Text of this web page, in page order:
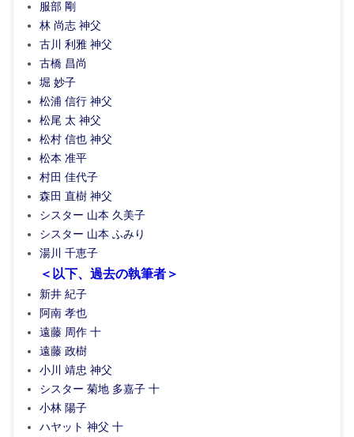
服部 剛
林 尚志 神父
古川 利雅 神父
古橋 昌尚
堀 妙子
松浦 信行 神父
松尾 太 神父
松村 信也 神父
松本 准平
村田 佳代子
森田 直樹 神父
シスター 山本 久美子
シスター 山本 ふみり
湯川 千恵子
＜以下、過去の執筆者＞
新井 紀子
阿南 孝也
遠藤 周作 十
遠藤 政樹
小川 靖忠 神父
シスター 菊地 多嘉子 十
小林 陽子
ハヤット 神父 十